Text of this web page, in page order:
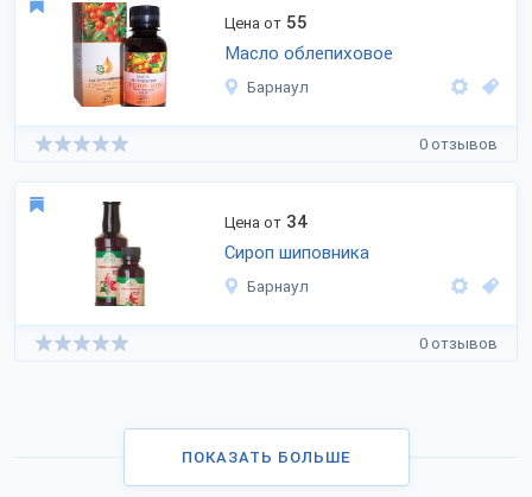
Цена от 55
Масло облепиховое
Барнаул
0 отзывов
Цена от 34
Сироп шиповника
Барнаул
0 отзывов
ПОКАЗАТЬ БОЛЬШЕ